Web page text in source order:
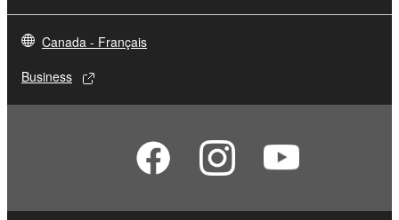
Canada - Français
Business